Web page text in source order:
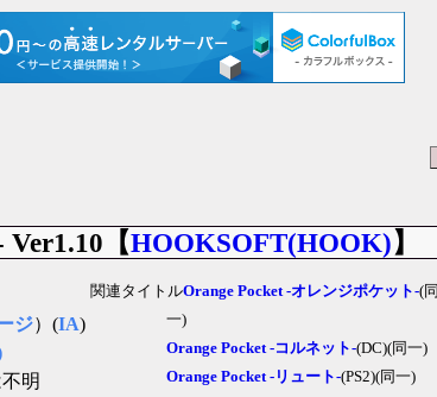
【HOOKSOFT(HOOK)】
ジ）(IA)
明
関連タイトルOrange Pocket -オレンジポケット-(同
一)
Orange Pocket -コルネット-(DC)(同一)
Orange Pocket -リュート-(PS2)(同一)